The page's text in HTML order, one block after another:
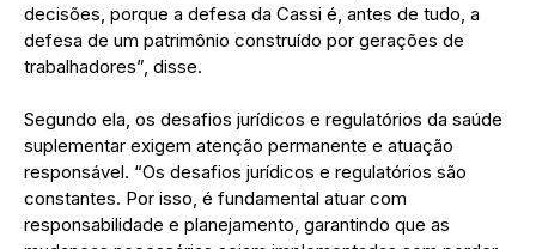
decisões, porque a defesa da Cassi é, antes de tudo, a
defesa de um patrimônio construído por gerações de
trabalhadores”, disse.
Segundo ela, os desafios jurídicos e regulatórios da saúde
suplementar exigem atenção permanente e atuação
responsável. “Os desafios jurídicos e regulatórios são
constantes. Por isso, é fundamental atuar com
responsabilidade e planejamento, garantindo que as